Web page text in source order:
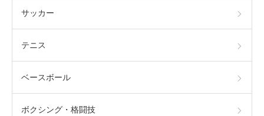
サッカー
テニス
ベースボール
ボクシング・格闘技